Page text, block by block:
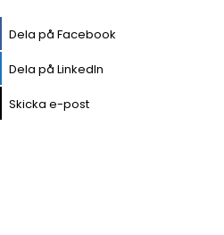
Dela på Facebook
Dela på LinkedIn
Skicka e-post